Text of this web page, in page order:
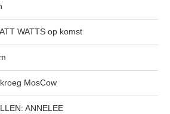
WATTS op komst
MosCow
ANNELEE